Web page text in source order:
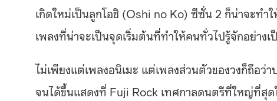
เกิดใหม่เป็นลูกโอชิ (Oshi no Ko) ซีซั่น 2 ก็น่าจะทำ
เพลงที่น่าจะเป็นจุดเริ่มต้นที่ทำให้คนทั่วไปรู้จักอย่างเ
ไม่เพียงแต่เพลงอนิเมะ แต่เพลงส่วนตัวของวงก็ถือว่
จนได้ขึ้นแสดงที่ Fuji Rock เทศกาลดนตรีที่ใหญ่ที่สุ